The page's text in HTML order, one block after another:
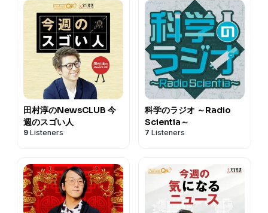
田村淳のNewsCLUB 今
週のスゴい人
9 Listeners
科学のラジオ ～Radio
Scientia～
7 Listeners